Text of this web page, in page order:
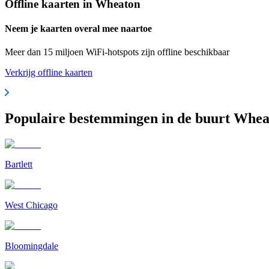
Offline kaarten in Wheaton
Neem je kaarten overal mee naartoe
Meer dan 15 miljoen WiFi-hotspots zijn offline beschikbaar
Verkrijg offline kaarten
Populaire bestemmingen in de buurt
Bartlett
West Chicago
Bloomingdale